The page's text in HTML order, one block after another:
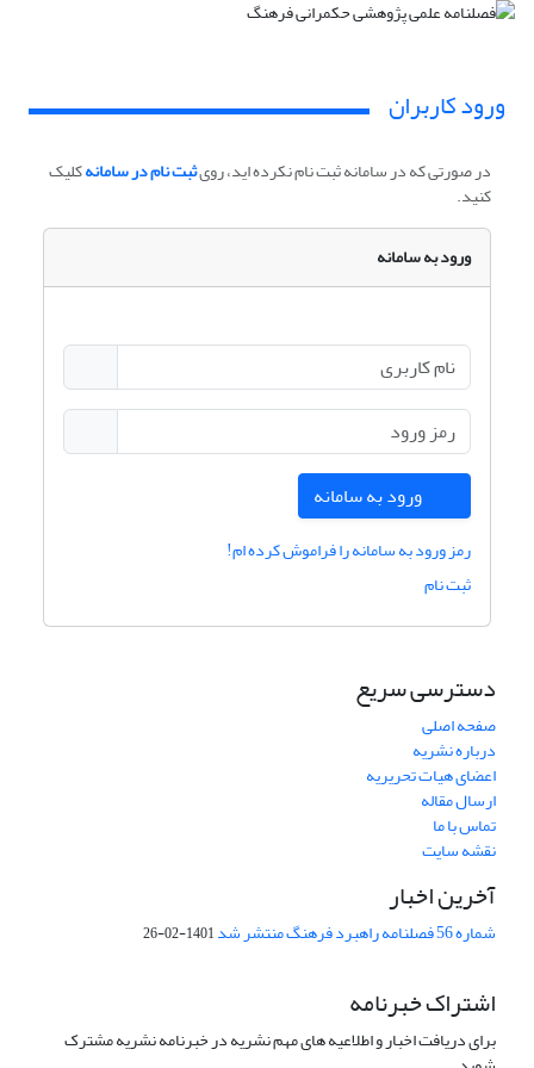
ورود کاربران
در صورتی که در سامانه ثبت نام نکرده اید، رویثبت نام در سامانهکلیک
کنید.
ورود به سامانه
ورود به سامانه
رمز ورود به سامانه را فراموش کرده ام!
ثبت نام
دسترسی سریع
صفحه اصلی
درباره نشریه
اعضای هیات تحریریه
ارسال مقاله
تماس با ما
نقشه سایت
آخرین اخبار
شماره 56 فصلنامه راهبرد فرهنگ منتشر شد 1401-02-26
اشتراک خبرنامه
برای دریافت اخبار و اطلاعیه های مهم نشریه در خبرنامه نشریه مشترک